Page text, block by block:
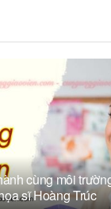
cùng môi
sĩ Hoàng Trúc